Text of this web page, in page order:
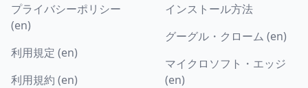
プライバシーポリシー
(en)
利用規定 (en)
利用規約 (en)
インストール方法
グーグル・クローム (en)
マイクロソフト・エッジ
(en)